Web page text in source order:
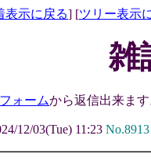
表示に戻る] [ツリー表示
雑
ォームから返信出来ま
12/03(Tue) 11:23 No.8913